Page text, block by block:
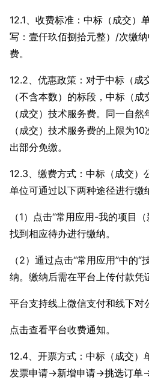
12.1、收费标准：中标（成交）
写：壹仟玖佰捌拾元整）/次缴
费。
12.2、优惠政策：对于中标（
（不含本数）的标段，中标（
（成交）技术服务费。同一自
（成交）技术服务费的上限为
出部分免缴。
12.3、缴费方式：中标（成交）
单位可通过以下两种途径进行缴
（1）点击“常用应用-我的项目
找到相应待办进行缴纳。
（2）通过点击“常用应用”中的
纳。缴纳后需在平台上传付款凭
平台支持线上微信支付和线下对
点击查看平台收费通知。
12.4、开票方式：中标（成交）
发票申请→新增申请→挑选订单